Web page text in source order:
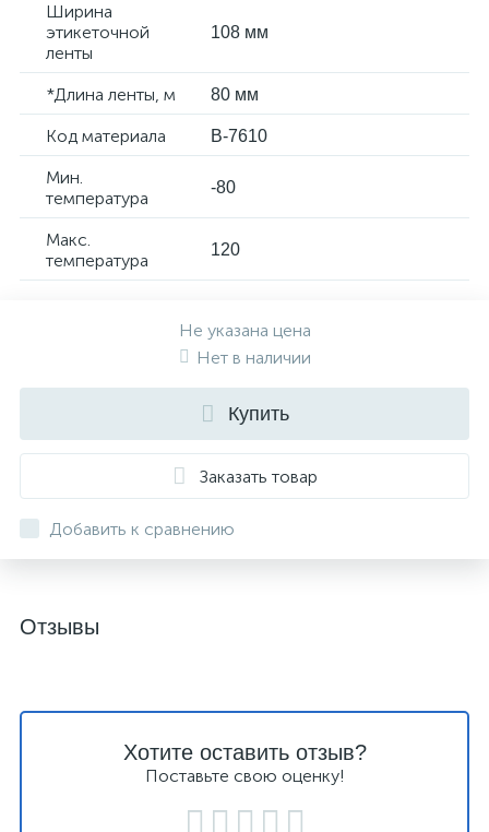
Ширина
этикеточной
ленты
108 мм
*Длина ленты, м 80 мм
Код материала B-7610
Мин.
температура
-80
Макс.
температура
120
Не указана цена
Нет в наличии
Купить
Заказать товар
Добавить к сравнению
Отзывы
Хотите оставить отзыв?
Поставьте свою оценку!